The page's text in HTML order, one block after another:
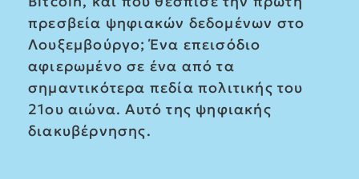
πρεσβεία ψηφιακών δεδομένων στο
Λουξεμβούργο; Ένα επεισόδιο
αφιερωμένο σε ένα από τα
σημαντικότερα πεδία πολιτικής του
21ου αιώνα. Αυτό της ψηφιακής
διακυβέρνησης.